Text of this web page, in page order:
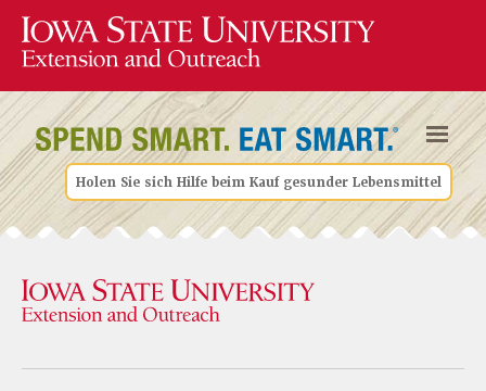
Holen Sie sich Hilfe beim Kauf gesunder Lebensmittel